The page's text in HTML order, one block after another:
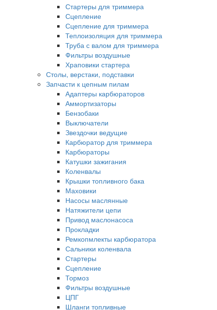
Стартеры для триммера
Сцепление
Сцепление для триммера
Теплоизоляция для триммера
Труба с валом для триммера
Фильтры воздушные
Храповики стартера
Столы, верстаки, подставки
Запчасти к цепным пилам
Адаптеры карбюраторов
Аммортизаторы
Бензобаки
Выключатели
Звездочки ведущие
Карбюратор для триммера
Карбюраторы
Катушки зажигания
Коленвалы
Крышки топливного бака
Маховики
Насосы маслянные
Натяжители цепи
Привод маслонасоса
Прокладки
Ремкопмлекты карбюратора
Сальники коленвала
Стартеры
Сцепление
Тормоз
Фильтры воздушные
ЦПГ
Шланги топливные